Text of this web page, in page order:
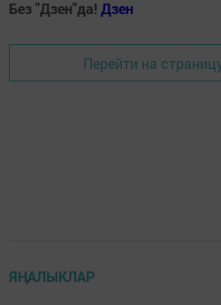
Без "Дзен"да! Дзен
Перейти на
ЯҢАЛЫКЛАР